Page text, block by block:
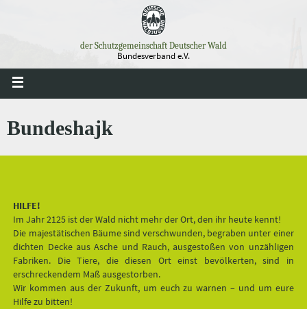
der Schutzgemeinschaft Deutscher Wald
Bundesverband e.V.
Bundeshajk
HILFE!
Im Jahr 2125 ist der Wald nicht mehr der Ort, den ihr heute kennt!
Die majestätischen Bäume sind verschwunden, begraben unter einer
dichten Decke aus Asche und Rauch, ausgestoßen von unzähligen
Fabriken. Die Tiere, die diesen Ort einst bevölkerten, sind in
erschreckendem Maß ausgestorben.
Wir kommen aus der Zukunft, um euch zu warnen – und um eure
Hilfe zu bitten!